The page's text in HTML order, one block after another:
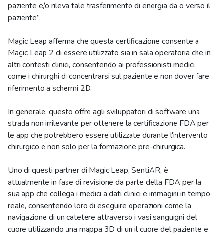
paziente e/o rileva tale trasferimento di energia da o verso il
paziente”.
Magic Leap afferma che questa certificazione consente a
Magic Leap 2 di essere utilizzato sia in sala operatoria che in
altri contesti clinici, consentendo ai professionisti medici
come i chirurghi di concentrarsi sul paziente e non dover fare
riferimento a schermi 2D.
In generale, questo offre agli sviluppatori di software una
strada non irrilevante per ottenere la certificazione FDA per
le app che potrebbero essere utilizzate durante l'intervento
chirurgico e non solo per la formazione pre-chirurgica.
Uno di questi partner di Magic Leap, SentiAR, è
attualmente in fase di revisione da parte della FDA per la
sua app che collega i medici a dati clinici e immagini in tempo
reale, consentendo loro di eseguire operazioni come la
navigazione di un catetere attraverso i vasi sanguigni del
cuore utilizzando una mappa 3D di un il cuore del paziente e